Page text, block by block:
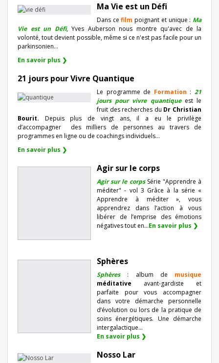
Ma Vie est un Défi
Dans cefilm poignant et unique : Ma
Vie est un Défi, Yves Auberson nous montre qu'avec de la
volonté, tout devient possible, même si ce n'est pas facile pour un
parkinsonien…
En savoir plus ❯
21 jours pour Vivre Quantique
Le programme de Formation :21
jours pour vivre quantiqueest le
fruit des recherches du Dr Christian
Bourit. Depuis plus de vingt ans, il a eu le privilège
d’accompagner
des milliers de personnes au travers de
programmes en ligne ou de coachings individuels…
En savoir plus ❯
Agir sur le corps
Agir sur le corpsSérie "Apprendre à
méditer" - vol 3 Grâce à la série «
Apprendre à méditer », vous
apprendrez dans l’action à vous
libérer de l’emprise des émotions
négatives tout en...En savoir plus ❯
Sphères
Sphères: album de musique
méditative avant-gardiste et
parfaite pour vous accompagner
dans votre démarche personnelle
d’évolution ou lors de la pratique de
soins énergétiques. Une démarche
intergalactique...
En savoir plus ❯
Nosso Lar